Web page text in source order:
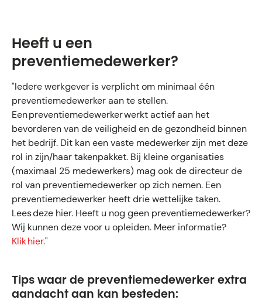
Heeft u een
preventiemedewerker?
"Iedere werkgever is verplicht om minimaal één
preventiemedewerker aan te stellen.
Een preventiemedewerker werkt actief aan het
bevorderen van de veiligheid en de gezondheid binnen
het bedrijf. Dit kan een vaste medewerker zijn met deze
rol in zijn/haar takenpakket. Bij kleine organisaties
(maximaal 25 medewerkers) mag ook de directeur de
rol van preventiemedewerker op zich nemen. Een
preventiemedewerker heeft drie wettelijke taken.
Lees deze hier. Heeft u nog geen preventiemedewerker?
Wij kunnen deze voor u opleiden. Meer informatie?
Klik hier."
Tips waar de preventiemedewerker extra
aandacht aan kan besteden: